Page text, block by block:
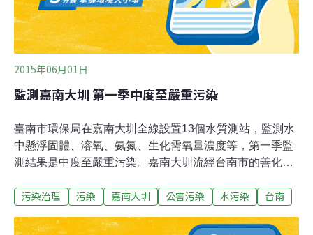
罰10萬元至50萬元，農民多年來看著良田被插上禁止耕作
旗幟，荒廢卻無能
2015年06月01日
監測嘉南大圳 第一季中度至嚴重污染
臺南市環保局在嘉南大圳全線設置13個水質測站，監測水
中懸浮固體、溶氧、氨氮、生化需氧量濃度等，第一季監
測結果是中度至嚴重污染。嘉南大圳流經台南市的善化
寮排水、曾文溪排水、本淵寮排水、海尾寮排水等6條支
沒有天然河川等水源補助，流域內民生污水下水道系統也
污染治理 污染 嘉南大圳 公害污染 水污染 台南